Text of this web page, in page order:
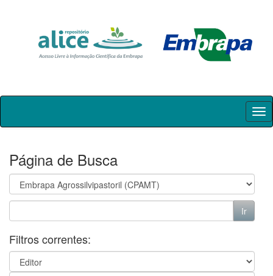
Skip
Página de Busca
Filtros correntes: